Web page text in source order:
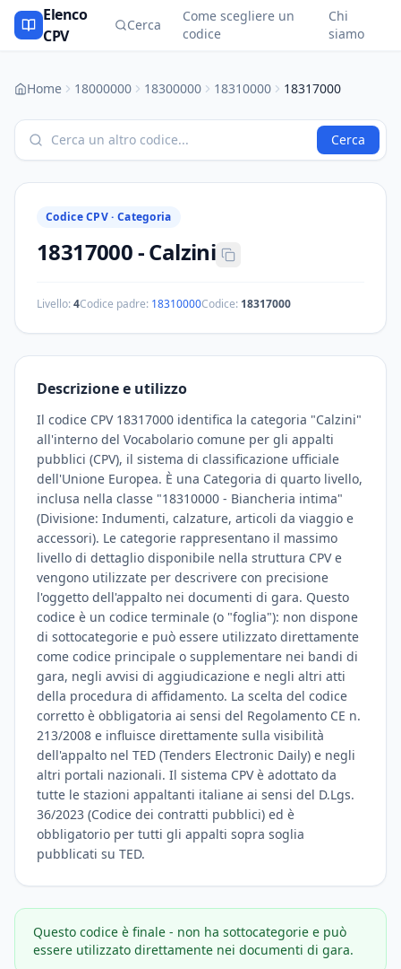
Elenco
CPV
Cerca
Come scegliere un
codice
Chi
siamo
Home 18000000 18300000 18310000 18317000
Cerca
Codice CPV · Categoria
18317000-Calzini
Livello:4Codice padre: 18310000Codice: 18317000
Descrizione e utilizzo
Il codice CPV 18317000 identifica la categoria "Calzini"
all'interno del Vocabolario comune per gli appalti
pubblici (CPV), il sistema di classificazione ufficiale
dell'Unione Europea. È una Categoria di quarto livello,
inclusa nella classe "18310000 - Biancheria intima"
(Divisione: Indumenti, calzature, articoli da viaggio e
accessori). Le categorie rappresentano il massimo
livello di dettaglio disponibile nella struttura CPV e
vengono utilizzate per descrivere con precisione
l'oggetto dell'appalto nei documenti di gara. Questo
codice è un codice terminale (o "foglia"): non dispone
di sottocategorie e può essere utilizzato direttamente
come codice principale o supplementare nei bandi di
gara, negli avvisi di aggiudicazione e negli altri atti
della procedura di affidamento. La scelta del codice
corretto è obbligatoria ai sensi del Regolamento CE n.
213/2008 e influisce direttamente sulla visibilità
dell'appalto nel TED (Tenders Electronic Daily) e negli
altri portali nazionali. Il sistema CPV è adottato da
tutte le stazioni appaltanti italiane ai sensi del D.Lgs.
36/2023 (Codice dei contratti pubblici) ed è
obbligatorio per tutti gli appalti sopra soglia
pubblicati su TED.
Questo codice è finale - non ha sottocategorie e può
essere utilizzato direttamente nei documenti di gara.